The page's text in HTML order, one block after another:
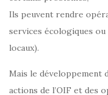
Ils peuvent rendre
services écologiques
locaux).
Mais le développement
actions de l’OIF et des